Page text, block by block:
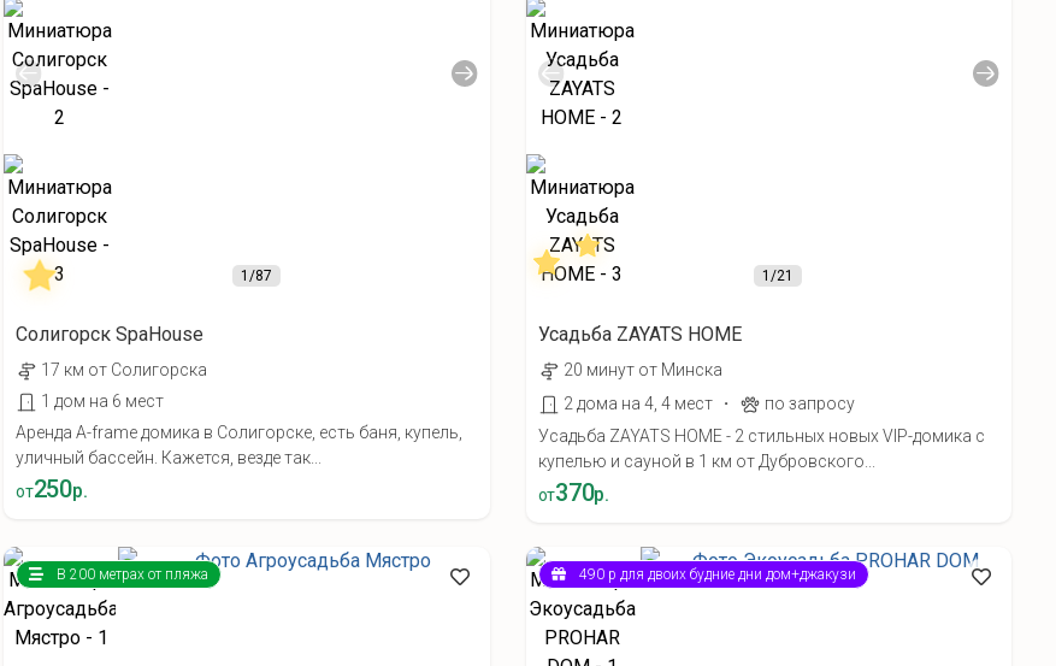
1/87
Солигорск SpaHouse
17 км от Солигорска
1 дом на 6 мест
Аренда A-frame домика в Солигорске, есть баня, купель,
уличный бассейн. Кажется, везде так...
от250р.
1/21
Усадьба ZAYATS HOME
20 минут от Минска
2 дома на 4, 4 мест
·
по запросу
Усадьба ZAYATS HOME - 2 стильных новых VIP-домика с
купелью и сауной в 1 км от Дубровского...
от370р.
В 200 метрах от пляжа 490 р для двоих будние дни дом+джакузи